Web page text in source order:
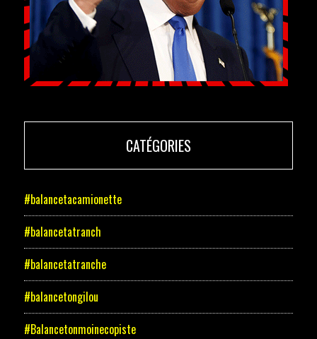
CATÉGORIES
#balancetacamionette
#balancetatranch
#balancetatranche
#balancetongilou
#Balancetonmoinecopiste